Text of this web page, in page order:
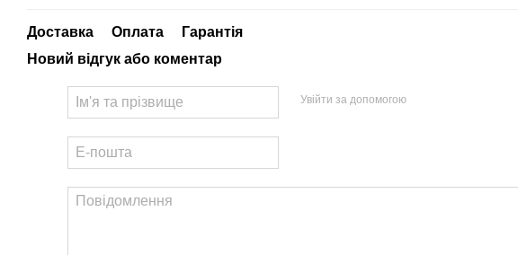
Доставка Оплата
Гарантія
Новий відгук або коментар
Увійти за допомогою